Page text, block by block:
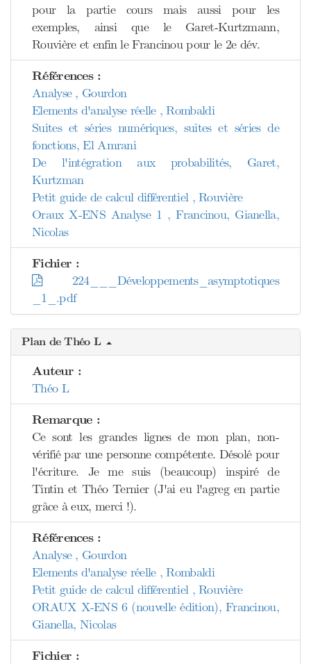
pour la partie cours mais aussi pour les
exemples, ainsi que le Garet-Kurtzmann,
Rouvière et enfin le Francinou pour le 2e dév.
Références :
Analyse , Gourdon
Elements d'analyse réelle , Rombaldi
Suites et séries numériques, suites et séries de
fonctions, El Amrani
De l'intégration aux probabilités, Garet,
Kurtzman
Petit guide de calcul différentiel , Rouvière
Oraux X-ENS Analyse 1 , Francinou, Gianella,
Nicolas
Fichier :
224___Développements_asymptotiques
_1_.pdf
Plan de Théo L
Auteur :
Théo L
Remarque :
Ce sont les grandes lignes de mon plan, non-
vérifié par une personne compétente. Désolé pour
l'écriture. Je me suis (beaucoup) inspiré de
Tintin et Théo Ternier (J'ai eu l'agreg en partie
grâce à eux, merci !).
Références :
Analyse , Gourdon
Elements d'analyse réelle , Rombaldi
Petit guide de calcul différentiel , Rouvière
ORAUX X-ENS 6 (nouvelle édition), Francinou,
Gianella, Nicolas
Fichier :